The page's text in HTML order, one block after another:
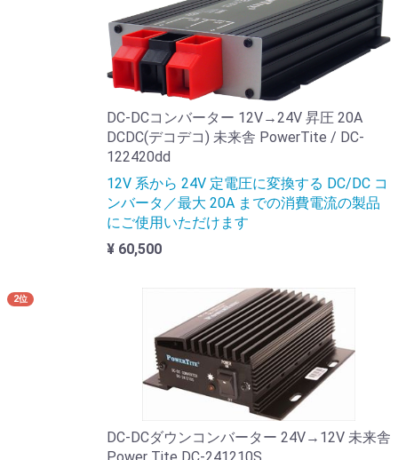
DC-DCコンバーター 12V→24V 昇圧 20A
DCDC(デコデコ) 未来舎 PowerTite / DC-
122420dd
12V 系から 24V 定電圧に変換する DC/DC コ
ンバータ／最大 20A までの消費電流の製品
にご使用いただけます
¥ 60,500
2位
DC-DCダウンコンバーター 24V→12V 未来舎
Power Tite DC-241210S